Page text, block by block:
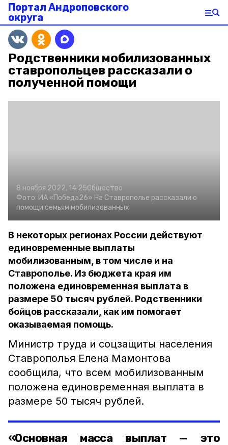
Портал Андроповского
округа
Родственники мобилизованных
ставропольцев рассказали о
полученной помощи
8 ноября 2022, 14:25Общество
Фото: ИА «Победа26» На Ставрополье рассказали о
помощи семьям мобилизованных
В некоторых регионах России действуют
единовременные выплаты
мобилизованным, в том числе и на
Ставрополье. Из бюджета края им
положена единовременная выплата в
размере 50 тысяч рублей. Родственники
бойцов рассказали, как им помогает
оказываемая помощь.
Министр труда и соцзащиты населения
Ставрополья Елена Мамонтова
сообщила, что всем мобилизованным
положена единовременная выплата в
размере 50 тысяч рублей.
«Основная масса выплат — это